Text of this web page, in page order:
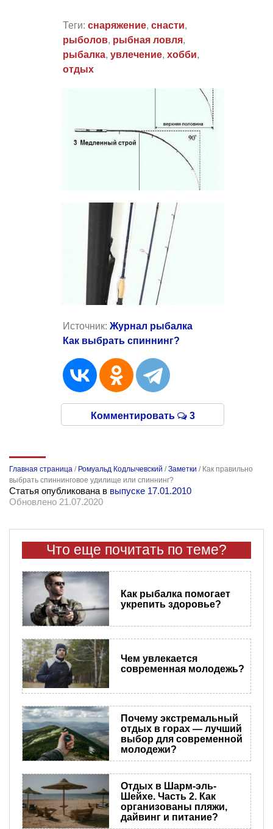
Теги: снаряжение, снасти,
рыболов, рыбная ловля,
рыбалка, увлечение, хобби,
отдых
Источник: Журнал рыбалка
Как выбрать спиннинг?
Комментировать 3
Главная страница / Ромуальд Кодлычевский /Заметки / Как правильно
выбрать спиннинговое удилище или спиннинг?
Статья опубликована в выпуске 17.01.2010
Обновлено 21.07.2020
Что еще почитать по теме?
Как рыбалка помогает
укрепить здоровье?
Чем увлекается
современная молодежь?
Почему экстремальный
отдых в горах — лучший
выбор для современной
молодежи?
Отдых в Шарм-эль-
Шейхе. Часть 2. Как
организованы пляжи,
дайвинг и питание?